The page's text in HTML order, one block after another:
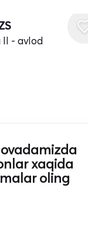
II - avlod
xaqida
oling